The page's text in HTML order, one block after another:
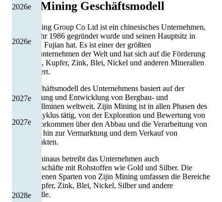
2026e
2027e
2028e
2026e
2027e
Zijin Mining Geschäftsmodell
Zijin Mining Group Co Ltd ist ein chinesisches Unternehmen,
das im Jahr 1986 gegründet wurde und seinen Hauptsitz in
Longyan, Fujian hat. Es ist einer der größten
Bergbauunternehmen der Welt und hat sich auf die Förderung
von Gold, Kupfer, Zink, Blei, Nickel und anderen Mineralien
spezialisiert.
Das Geschäftsmodell des Unternehmens basiert auf der
Erschließung und Entwicklung von Bergbau- und
Edelmetallminen weltweit. Zijin Mining ist in allen Phasen des
Bergbauzyklus tätig, von der Exploration und Bewertung von
Mineralvorkommen über den Abbau und die Verarbeitung von
Erzen bis hin zur Vermarktung und dem Verkauf von
Endprodukten.
Darüber hinaus betreibt das Unternehmen auch
Maklergeschäfte mit Rohstoffen wie Gold und Silber. Die
verschiedenen Sparten von Zijin Mining umfassen die Bereiche
Gold, Kupfer, Zink, Blei, Nickel, Silber und andere
Edelmetalle.